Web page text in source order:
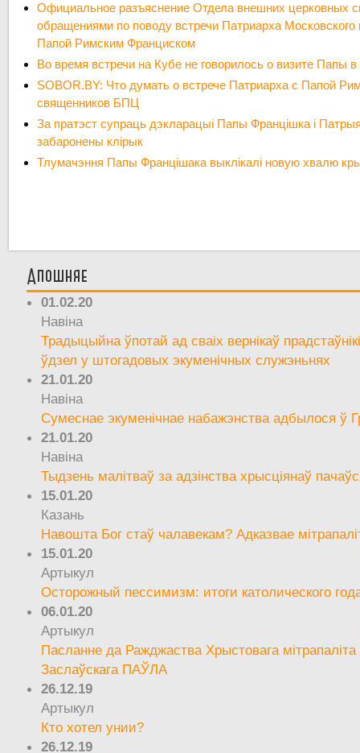
Официальное разъяснение Отдела внешних церковных
обращениями по поводу встречи Патриарха
Папой Римским Франциском
Во время встречи на Кубе не говорилось о визите Папы
SOBOR.BY: Что думать о встрече Патриарха с Папой
священников БПЦ
За пратэст супраць дэкларацыі Папы Францішка і
забаронены клірык
Тлумачэння Папы Францішака выклікалі новую хвалю
Апошняе
01.02.20
Навіна
Традыцыйна ўпотай ад сваіх вернікаў
ўдзел у штогадовых экуменічных служэньнях
21.01.20
Навіна
Сумеснае экуменічнае набажэнства адбылося ў
21.01.20
Навіна
Тыдзень малітваў за адзінства хрысціянаў
15.01.20
Казань
Навошта Бог стаў чалавекам? Адказвае
15.01.20
Артыкул
Осторожный пессимизм: итоги католического
06.01.20
Артыкул
Пасланне да Ражджаства Хрыстовага мітрапаліта
Заслаўскага ПАЎЛА
26.12.19
Артыкул
Кто хотел унии?
26.12.19